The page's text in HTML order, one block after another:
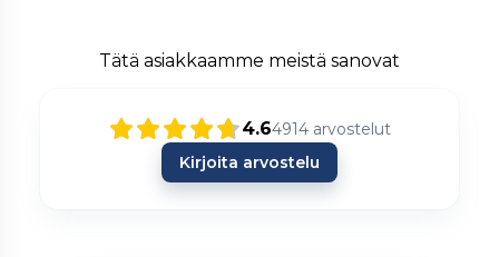
Tätä asiakkaamme meistä sanovat
4.64914 arvostelut
Kirjoita arvostelu